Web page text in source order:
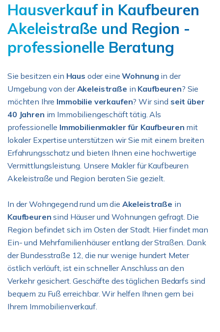
Hausverkauf in Kaufbeuren
Akeleistraße und Region -
professionelle Beratung
Sie besitzen ein Haus oder eineWohnung in der
Umgebung von derAkeleistraße in Kaufbeuren? Sie
möchten Ihre Immobilie verkaufen? Wir sind seit über
40 Jahren im Immobiliengeschäft tätig. Als
professionelle Immobilienmakler für Kaufbeuren mit
lokaler Expertise unterstützen wir Sie mit einem breiten
Erfahrungsschatz und bieten Ihnen eine hochwertige
Vermittlungsleistung. Unsere Makler für Kaufbeuren
Akeleistraße und Region beraten Sie gezielt.
In der Wohngegend rund um die Akeleistraße in
Kaufbeurensind Häuser und Wohnungen gefragt. Die
Region befindet sich im Osten der Stadt. Hier findet man
Ein- und Mehrfamilienhäuser entlang der Straßen. Dank
der Bundesstraße 12, die nur wenige hundert Meter
östlich verläuft, ist ein schneller Anschluss an den
Verkehr gesichert. Geschäfte des täglichen Bedarfs sind
bequem zu Fuß erreichbar. Wir helfen Ihnen gern bei
Ihrem Immobilienverkauf.